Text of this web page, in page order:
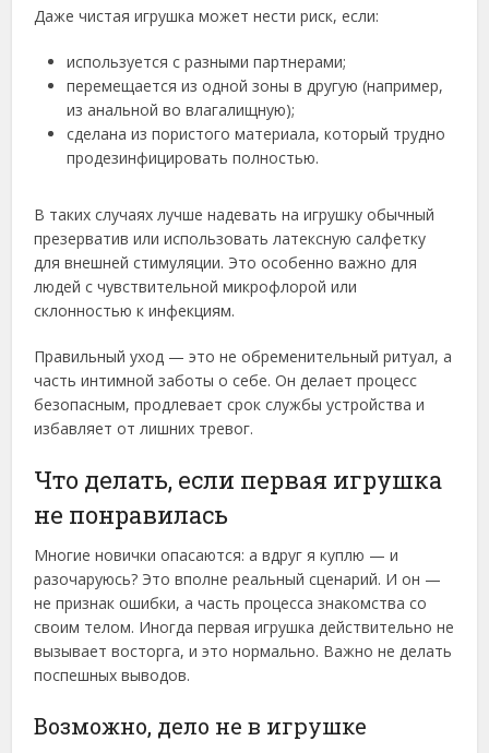
Даже чистая игрушка может нести риск, если:
используется с разными партнерами;
перемещается из одной зоны в другую (например,
из анальной во влагалищную);
сделана из пористого материала, который трудно
продезинфицировать полностью.
В таких случаях лучше надевать на игрушку обычный
презерватив или использовать латексную салфетку
для внешней стимуляции. Это особенно важно для
людей с чувствительной микрофлорой или
склонностью к инфекциям.
Правильный уход — это не обременительный ритуал, а
часть интимной заботы о себе. Он делает процесс
безопасным, продлевает срок службы устройства и
избавляет от лишних тревог.
Что делать, если первая игрушка
не понравилась
Многие новички опасаются: а вдруг я куплю — и
разочаруюсь? Это вполне реальный сценарий. И он —
не признак ошибки, а часть процесса знакомства со
своим телом. Иногда первая игрушка действительно не
вызывает восторга, и это нормально. Важно не делать
поспешных выводов.
Возможно, дело не в игрушке